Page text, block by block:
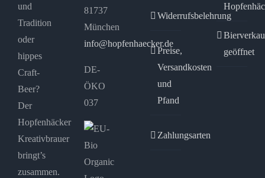
und
Tradition
oder
hippes
Craft-
Beer?
Der
Hopfenhäcker
Kreativbrauer
bringt’s
zusammen.
81737
München
info@hopfenhaecker.de
DE-
ÖKO
037
Widerrufsbelehrung
Preise,
Versandkosten
und
Pfand
Zahlungsarten
geöffnet